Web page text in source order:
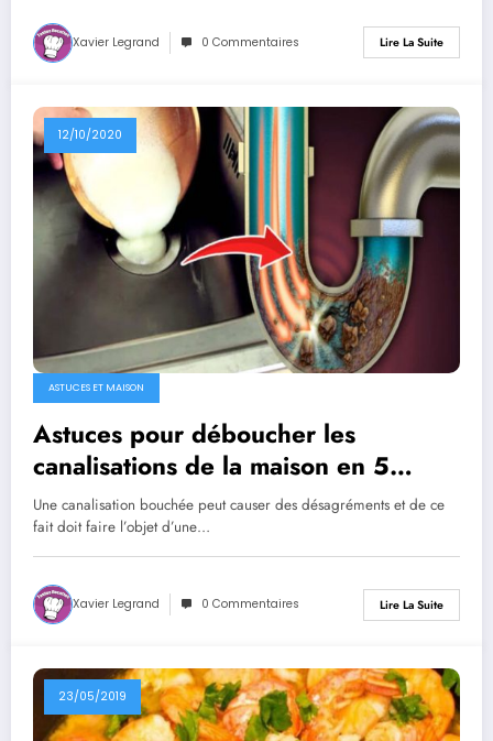
Xavier Legrand 0 Commentaires Lire La Suite
12/10/2020
ASTUCES ET MAISON
Astuces pour déboucher les
canalisations de la maison en 5
minutes
Une canalisation bouchée peut causer des désagréments et de ce
fait doit faire l’objet d’une…
Xavier Legrand 0 Commentaires Lire La Suite
23/05/2019